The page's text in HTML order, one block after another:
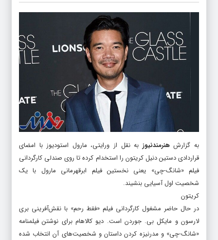
به گزارشهنرمندنیوزبه نقل از ورایتی، مارول استودیوز با امضای
قراردادی دستین دنیل کریتون را استخدام کرده تا روی صندلی کارگردانی
فیلم «شانگ-چی» یعنی نخستین فیلم ابرقهرمانی مارول با یک
شخصیت اول آسیایی بنشیند.
کریتون
در حال حاضر مشغول کارگردانی فیلم «فقط رحم» با نقش‌آفرینی بری
لارسون و مایکل بی. جوردن است. دیو کالاهام برای نوشتن فیلمنامه
«شانگ-چی» و مدرنیزه کردن داستان و شخصیت‌های آن انتخاب شده